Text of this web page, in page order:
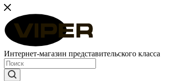
Интернет-магазин представительского класса